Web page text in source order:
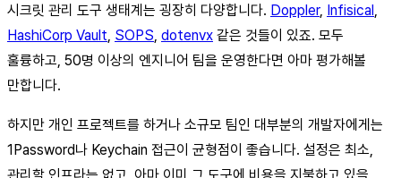
시크릿 관리 도구 생태계는 굉장히 다양합니다. Doppler, Infisical
HashiCorp Vault SOPS dotenvx 같은 것들이 있죠. 모두
훌륭하고, 50명 이상의 엔지니어 팀을 운영한다면 아마 평가해볼
만합니다.
하지만 개인 프로젝트를 하거나 소규모 팀인 대부분의 개발자에게는
1Password나 Keychain 접근이 균형점이 좋습니다. 설정은 최소,
관리할 인프라는 없고, 아마 이미 그 도구에 비용을 지불하고 있을